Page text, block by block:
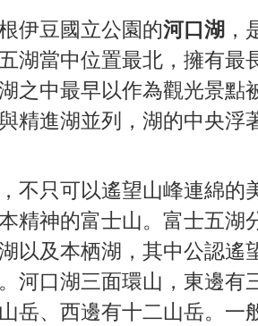
伊豆國立公園的河口湖 ，
湖當中位置最北，擁有最
之中最早以作為觀光景點
精進湖並列，湖的中央浮
不只可以遙望山峰連綿的
精神的富士山。富士五湖
以及本栖湖，其中公認遙
河口湖三面環山，東邊有
岳、西邊有十二山岳。一